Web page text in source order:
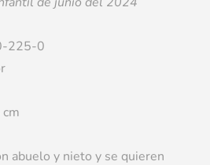
225-0
abuelo y nieto y se quieren